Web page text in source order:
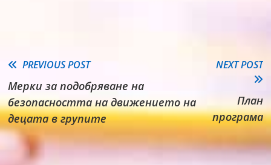
Read
more
articles
PREVIOUS POST
Мерки за подобряване на
безопасността на движението на
децата в групите
NEXT POST
План
програма